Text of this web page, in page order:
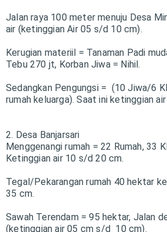
Jalan raya 100 meter menuju Desa
air (ketinggian Air 05 s/d 10 cm).
Kerugian materiil = Tanaman Padi
Tebu 270 jt, Korban Jiwa = Nihil.
Sedangkan Pengungsi = (10 Jiwa/6
rumah keluarga).Saat ini ketinggian
2. Desa Banjarsari
Menggenangi rumah = 22 Rumah, 33
Ketinggian air 10 s/d 20 cm.
Tegal/Pekarangan rumah 40 hektar
35 cm.
Sawah Terendam = 95 hektar, Jalan
(ketinggian air 05 cm s/d 10 cm).